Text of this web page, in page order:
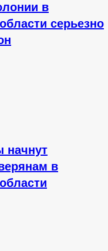
в
серьезно
начнут
в